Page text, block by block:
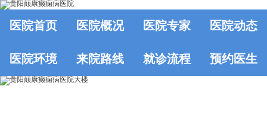
医院首页 医院概况 医院专家 医院动态
医院环境 来院路线 就诊流程 预约医生